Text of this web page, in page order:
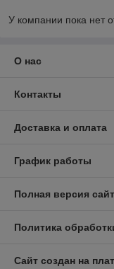
У компании пока нет
О нас
Контакты
Доставка и оплата
График работы
Полная версия
Политика
Сайт создан на